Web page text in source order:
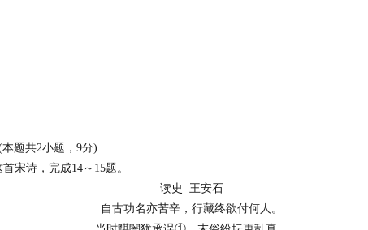
题共2小题，9分)
诗，完成14～15题。
读史 王安石
自古功名亦苦辛，行藏终欲付何人。